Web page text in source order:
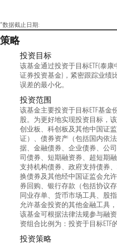
*数据截止日期:
策略
投资目标
该基金通过投资于目标ETF(泰
证券投资基金)，紧密跟踪业绩
误差的最小化。
投资范围
该基金主要投资于目标ETF基
股。为更好地实现投资目标，
创业板、科创板及其他中国证
证）、债券资产（包括国内依
据、金融债券、企业债券、公
司债券、短期融资券、超短期
支持机构债券、政府支持债券
换债券及其他经中国证监会允
券回购、银行存款（包括协议
同业存单、货币市场工具、股
允许基金投资的其他金融工具
该基金可根据法律法规参与融
资组合比例为：投资于目标ETF
投资策略